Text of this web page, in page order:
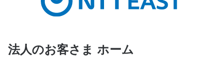
法人のお客さま ホーム